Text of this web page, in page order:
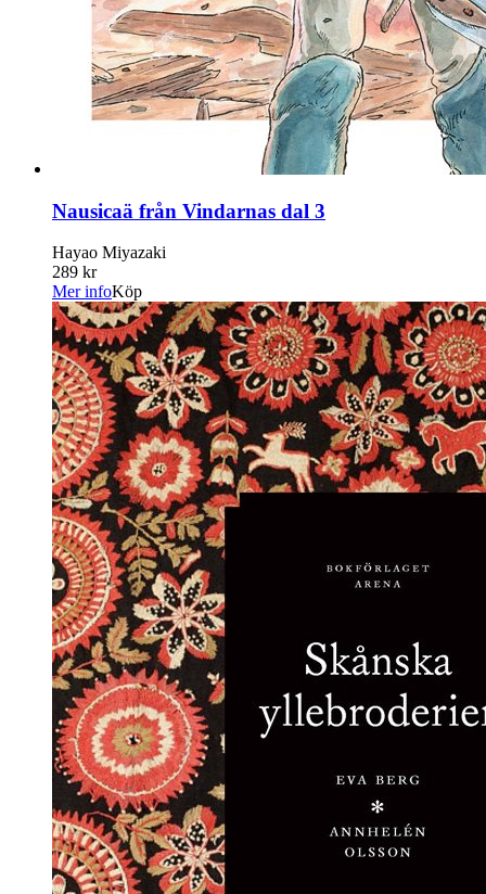
Nausicaä från Vindarnas dal 3
Hayao Miyazaki
289 kr
Mer infoKöp